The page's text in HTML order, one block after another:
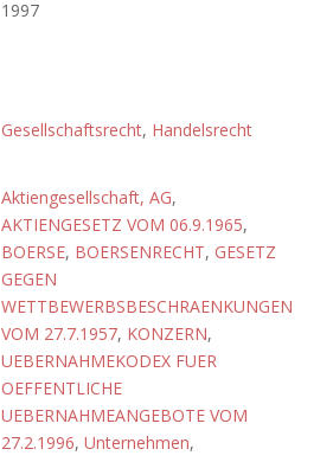
1997
Gesellschaftsrecht, Handelsrecht
Aktiengesellschaft, AG,
AKTIENGESETZ VOM 06.9.1965,
BOERSE, BOERSENRECHT, GESETZ
GEGEN
WETTBEWERBSBESCHRAENKUNGEN
VOM 27.7.1957, KONZERN,
UEBERNAHMEKODEX FUER
OEFFENTLICHE
UEBERNAHMEANGEBOTE VOM
27.2.1996, Unternehmen,